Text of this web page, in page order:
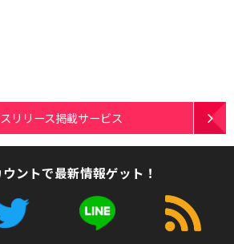
リリース掲載サービス
ントで最新情報ゲット！